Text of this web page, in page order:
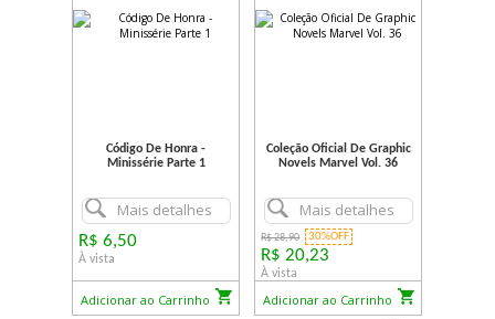
Código De Honra -
Minissérie Parte 1
Mais detalhes
R$ 6,50
À vista
Adicionar ao Carrinho
Coleção Oficial De Graphic
Novels Marvel Vol. 36
Mais detalhes
R$ 28,90 30%OFF
R$ 20,23
À vista
Adicionar ao Carrinho